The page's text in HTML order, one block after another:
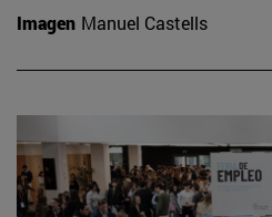
Imagen Manuel Castells